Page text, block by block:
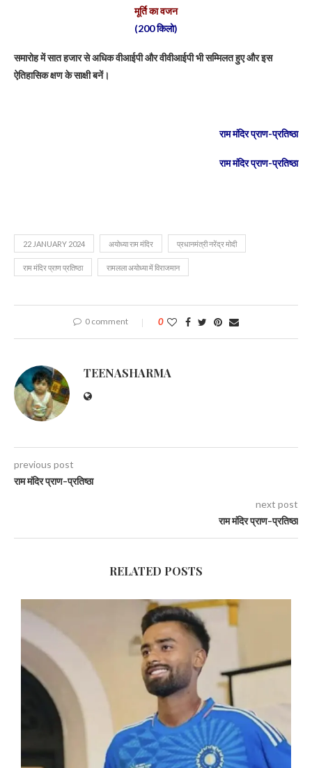
मूर्ति का वजन
(200 किलो)
समारोह में सात हजार से अधिक वीआईपी और वीवीआईपी भी सम्मिलत हुए और इस
ऐतिहासिक क्षण के साक्षी बनें।
राम मंदिर प्राण-प्रतिष्ठा
राम मंदिर प्राण-प्रतिष्ठा
22 JANUARY 2024 अयोध्या राम मंदिर प्रधानमंत्री नरेंद्र मोदी
राम मंदिर प्राण प्रतिष्ठा रामलला अयोध्या में विराजमान
0 comment 0
TEENASHARMA
previous post
राम मंदिर प्राण-प्रतिष्ठा
next post
राम मंदिर प्राण-प्रतिष्ठा
RELATED POSTS